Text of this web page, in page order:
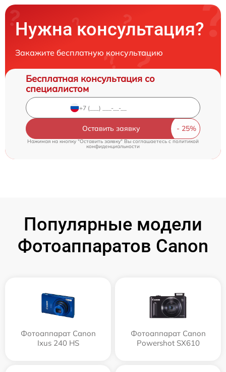
Нужна консультация?
Закажите бесплатную консультацию
Бесплатная консультация со
специалистом
Оставить заявку
Нажимая на кнопку "Оставить заявку" Вы соглашаетесь cполитикой
конфиденциальности
Популярные модели
Фотоаппаратов Canon
Фотоаппарат Canon
Ixus 240 HS
Фотоаппарат Canon
Powershot SX610